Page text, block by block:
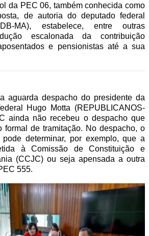
da PEC 06, também conhecida como
de autoria do deputado federal
MA), estabelece, entre outras
escalonada da contribuição
e pensionistas até a sua
aguarda despacho do presidente da
Hugo Motta (REPUBLICANOS-
ainda não recebeu o despacho que
formal de tramitação. No despacho, o
determinar, por exemplo, que a
à Comissão de Constituição e
(CCJC) ou seja apensada a outra
555.